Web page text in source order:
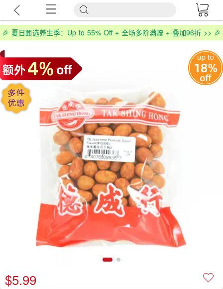
🎉 夏日甄选养生季：Up to 55% Off + 全场多阶满赠 + 叠加96折 >> 🎉
$5.99